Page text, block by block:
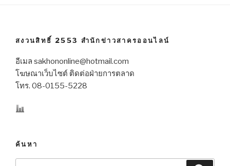
สงวนสิทธิ์ 2553 สำนักข่าวสาครออนไลน์
อีเมล sakhononline@hotmail.com
โฆษณาเว็บไซต์ ติดต่อฝ่ายการตลาด
โทร. 08-0155-5228
ค้นหา